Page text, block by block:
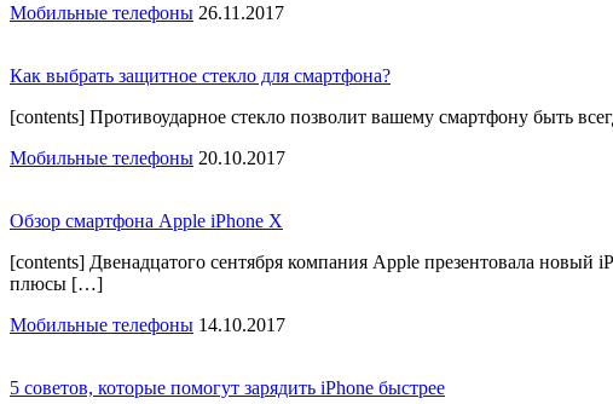
Мобильные телефоны 26.11.2017
Как выбрать защитное стекло для смартфона?
[contents] Противоударное стекло позволит вашему смартфону быть
Мобильные телефоны 20.10.2017
Обзор смартфона Apple iPhone X
[contents] Двенадцатого сентября компания Apple презентовала
плюсы […]
Мобильные телефоны 14.10.2017
5 советов, которые помогут зарядить iPhone быстрее